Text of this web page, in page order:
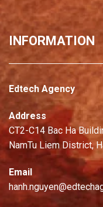
INFORMATION
Edtech Agency
Address
CT2-C14 Bac Ha
NamTu Liem District,
Email